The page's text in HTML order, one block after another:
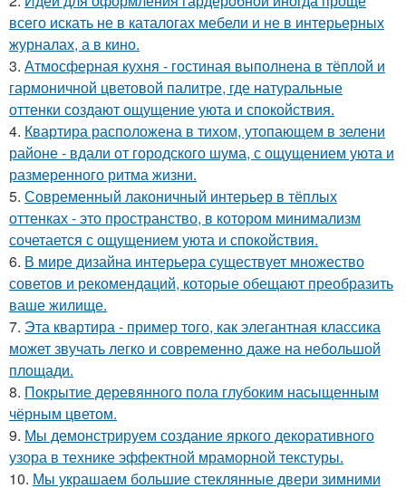
всего искать не в каталогах мебели и не в интерьерных
журналах, а в кино.
3. Атмосферная кухня - гостиная выполнена в тёплой и
гармоничной цветовой палитре, где натуральные
оттенки создают ощущение уюта и спокойствия.
4. Квартира расположена в тихом, утопающем в зелени
районе - вдали от городского шума, с ощущением уюта и
размеренного ритма жизни.
5. Современный лаконичный интерьер в тёплых
оттенках - это пространство, в котором минимализм
сочетается с ощущением уюта и спокойствия.
6. В мире дизайна интерьера существует множество
советов и рекомендаций, которые обещают преобразить
ваше жилище.
7. Эта квартира - пример того, как элегантная классика
может звучать легко и современно даже на небольшой
площади.
8. Покрытие деревянного пола глубоким насыщенным
чёрным цветом.
9. Мы демонстрируем создание яркого декоративного
узора в технике эффектной мраморной текстуры.
10. Мы украшаем большие стеклянные двери зимними